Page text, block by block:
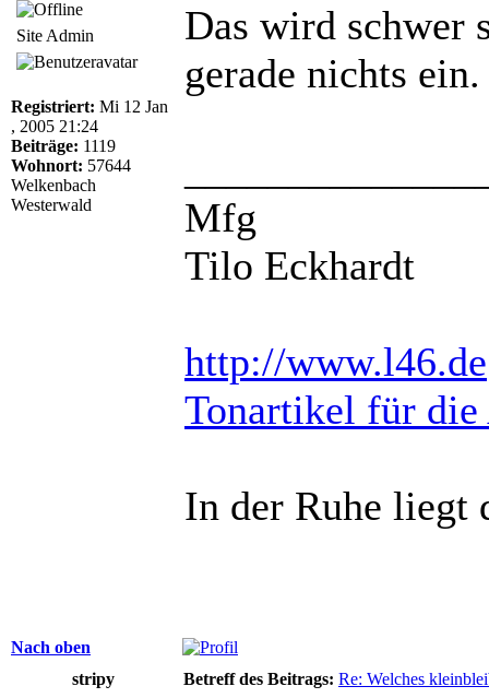
Site Admin
Registriert: Mi 12 Jan
, 2005 21:24
Beiträge: 1119
Wohnort: 57644
Welkenbach
Westerwald
Das wird schwer
gerade nichts ein.
Mfg
Tilo Eckhardt
http://www.l46.de
Tonartikel für
In der Ruhe liegt
Nach oben
stripy
Betreff des Beitrags: Re: Welches